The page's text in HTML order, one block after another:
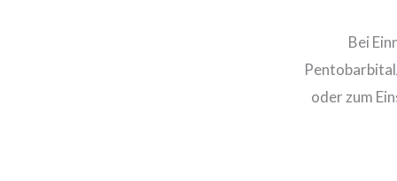
Bei
oder zum